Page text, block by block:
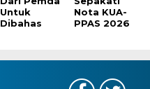
Untuk
Dibahas
Nota KUA-
PPAS 2026